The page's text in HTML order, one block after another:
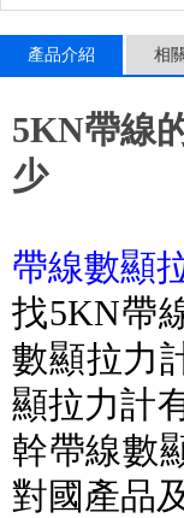
產品介紹 相
5KN帶線
少
帶線數顯拉
找5KN帶
數顯拉力
顯拉力計有S
幹帶線數
對國產品